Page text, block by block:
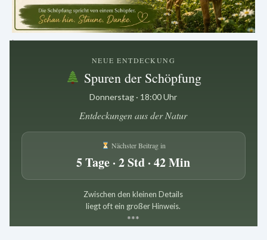
.
NEUE ENTDECKUNG
Spuren der Schöpfung
Donnerstag · 18:00 Uhr
Entdeckungen aus der Natur
Nächster Beitrag in
5 Tage · 2 Std · 42 Min
Zwischen den kleinen Details
liegt oft ein großer Hinweis.
***